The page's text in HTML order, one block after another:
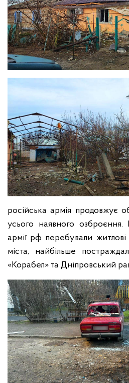
російська армія продовжує
усього наявного
армії рф перебували житлові
міста, найбільше
«Корабел» та Дніпровський